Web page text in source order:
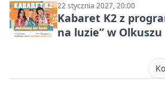
22 stycznia 2027, 20:00
Kabaret K2 z
na luzie” w Olkuszu